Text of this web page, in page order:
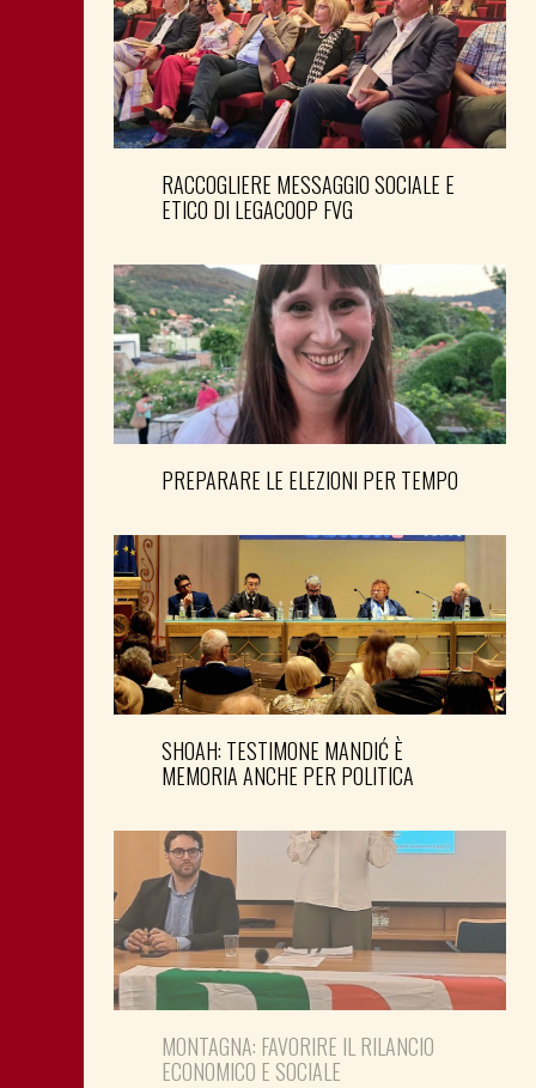
RACCOGLIERE MESSAGGIO SOCIALE E
ETICO DI LEGACOOP FVG
PREPARARE LE ELEZIONI PER TEMPO
SHOAH: TESTIMONE MANDIĆ È
MEMORIA ANCHE PER POLITICA
MONTAGNA: FAVORIRE IL RILANCIO
ECONOMICO E SOCIALE